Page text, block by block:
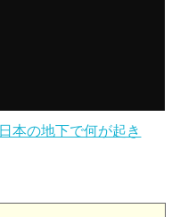
本の地下で何が起き